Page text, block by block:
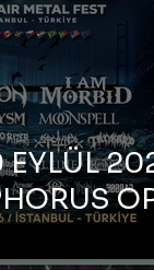
FEST